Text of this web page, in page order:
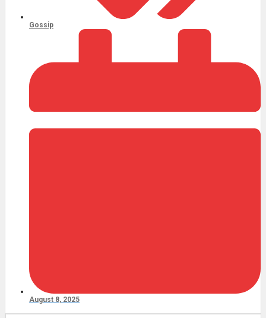
Gossip
August 8, 2025